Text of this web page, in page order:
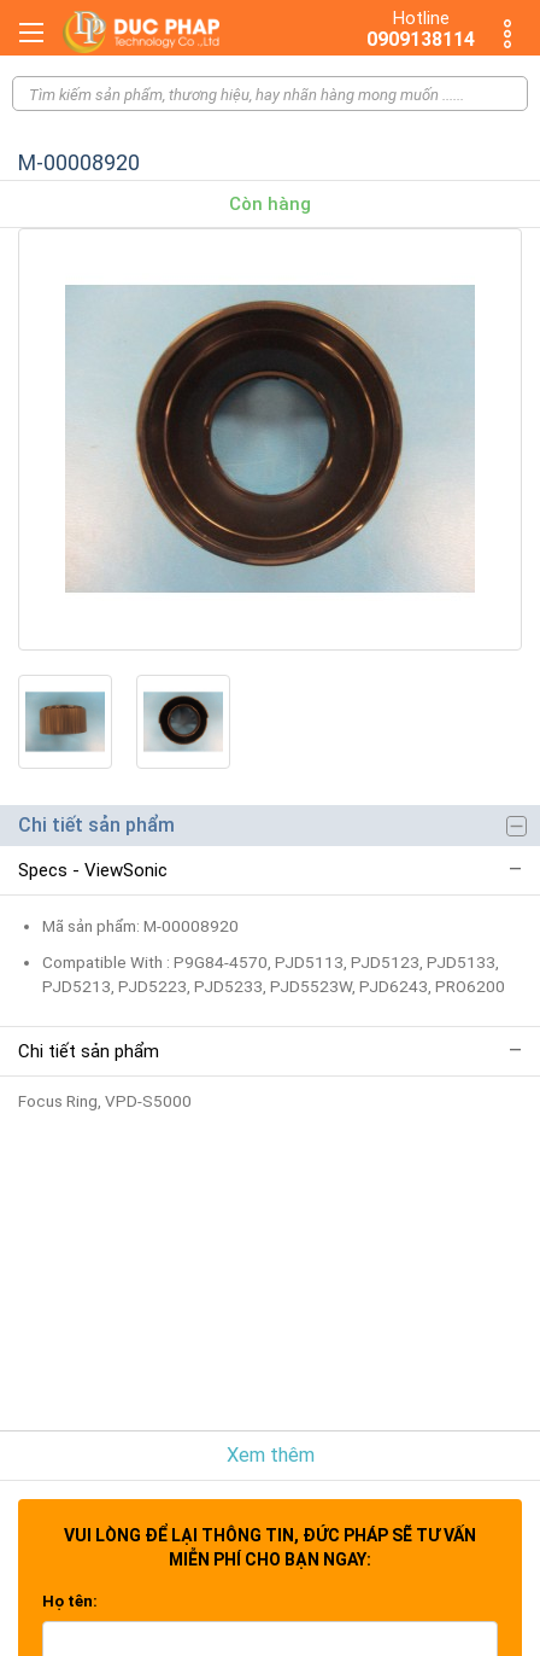
Hotline
0909138114
M-00008920
Còn hàng
Chi tiết sản phẩm
Specs - ViewSonic
Mã sản phẩm: M-00008920
Compatible With : P9G84-4570, PJD5113, PJD5123, PJD5133,
PJD5213, PJD5223, PJD5233, PJD5523W, PJD6243, PRO6200
Chi tiết sản phẩm
Focus Ring, VPD-S5000
Xem thêm
VUI LÒNG ĐỂ LẠI THÔNG TIN, ĐỨC PHÁP SẼ TƯ VẤN
MIỄN PHÍ CHO BẠN NGAY:
Họ tên: